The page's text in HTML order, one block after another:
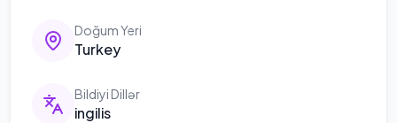
Doğum Yeri
Turkey
Bildiyi Dillər
ingilis